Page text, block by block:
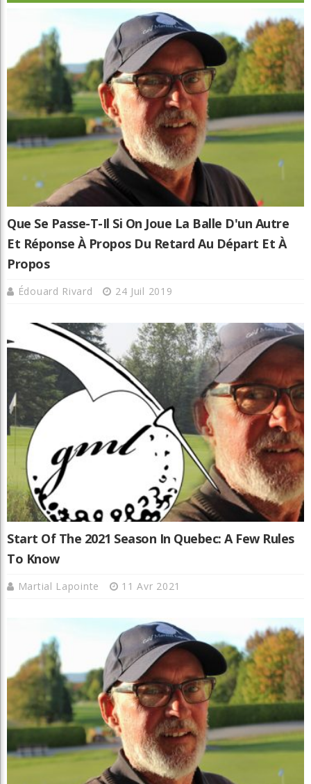
Que Se Passe-T-Il Si On Joue La Balle D'un Autre
Et Réponse À Propos Du Retard Au Départ Et À
Propos
Édouard Rivard 24 Juil 2019
Start Of The 2021 Season In Quebec: A Few Rules
To Know
Martial Lapointe 11 Avr 2021